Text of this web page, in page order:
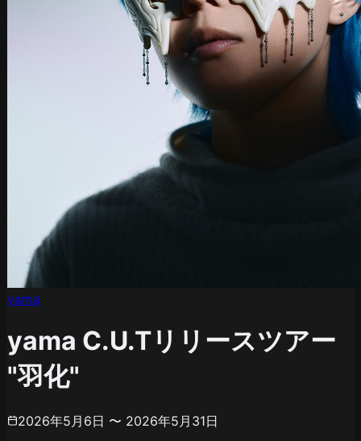
yama
yama C.U.Tリリースツアー
"羽化"
2026年5月6日 〜 2026年5月31日